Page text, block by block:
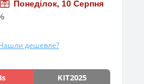
Понеділок, 10 Серпня
дешевле?
KIT2025